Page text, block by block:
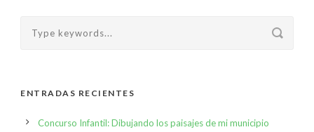
ENTRADAS RECIENTES
Concurso Infantil: Dibujando los paisajes de mi municipio